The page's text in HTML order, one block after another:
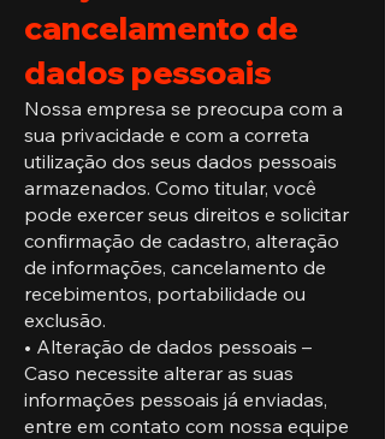
cancelamento de
dados pessoais
Nossa empresa se preocupa com a
sua privacidade e com a correta
utilização dos seus dados pessoais
armazenados. Como titular, você
pode exercer seus direitos e solicitar
confirmação de cadastro, alteração
de informações, cancelamento de
recebimentos, portabilidade ou
exclusão.
• Alteração de dados pessoais –
Caso necessite alterar as suas
informações pessoais já enviadas,
entre em contato com nossa equipe